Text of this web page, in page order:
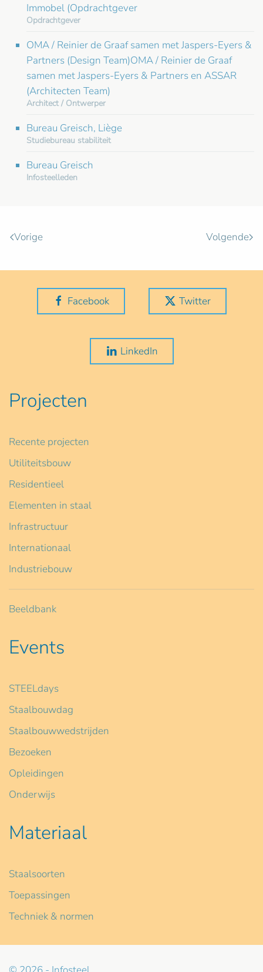
Immobel (Opdrachtgever
Opdrachtgever
OMA / Reinier de Graaf samen met Jaspers-Eyers &
Partners (Design Team)OMA / Reinier de Graaf
samen met Jaspers-Eyers & Partners en ASSAR
(Architecten Team)
Architect / Ontwerper
Bureau Greisch, Liège
Studiebureau stabiliteit
Bureau Greisch
Infosteelleden
Vorige Volgende
Facebook Twitter
LinkedIn
Projecten
Recente projecten
Utiliteitsbouw
Residentieel
Elementen in staal
Infrastructuur
Internationaal
Industriebouw
Beeldbank
Events
STEELdays
Staalbouwdag
Staalbouwwedstrijden
Bezoeken
Opleidingen
Onderwijs
Materiaal
Staalsoorten
Toepassingen
Techniek & normen